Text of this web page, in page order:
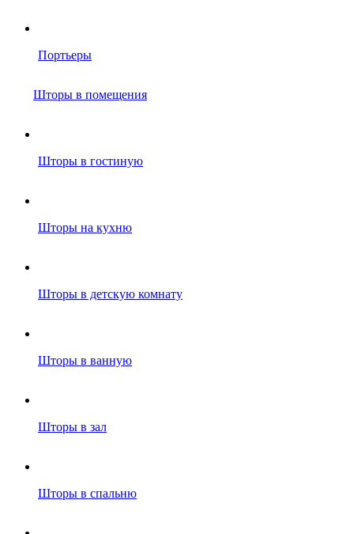
Портьеры
Шторы в помещения
Шторы в гостиную
Шторы на кухню
Шторы в детскую комнату
Шторы в ванную
Шторы в зал
Шторы в спальню